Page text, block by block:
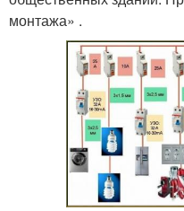
монтажа» .